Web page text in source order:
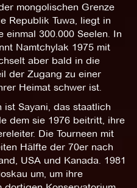
mongolischen Grenze
Republik Tuwa, liegt in
300.000 Seelen. In
Namtchylak 1975 mit
aber bald in die
der Zugang zu einer
Heimat schwer ist.
ist Sayani, das staatlich
dem sie 1976 beitritt, ihre
Die Tourneen mit
Hälfte der 70er nach
USA und Kanada. 1981
um, um ihre